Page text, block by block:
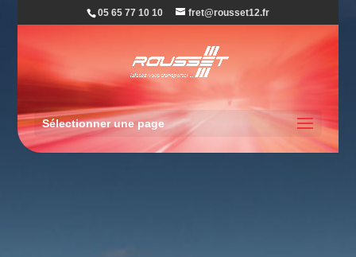
05 65 77 10 10 fret@rousset12.fr
Sélectionner une page